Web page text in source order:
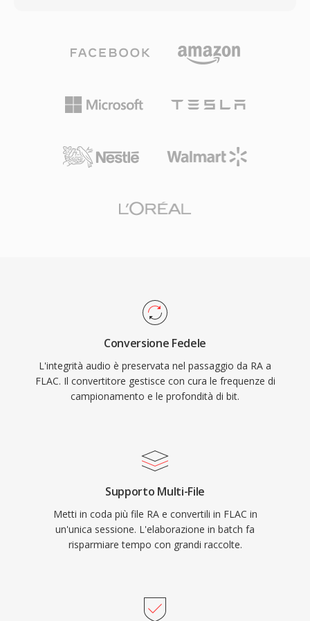
era installato su centinaia di milioni di PC, e
emittenti come la BBC e NPR si affidavano a
contributo tecnico duraturo è stato il concetto
influenzato standard successivi come HLS e
DASH. Sebbene soppiantato dai codec
radio dei primi tempi esistono ancora e
Rice — sfruttando la distribuzione statistica
compressione senza scartare dati. Sono
supportate profondità di bit fino a 32 e
superando i requisiti delle registrazioni ad alta
praticamente ogni applicazione desktop
codec. Tre vantaggi rendono FLAC
particolarmente convincente. Primo, il ripristino
completo bit-for-bit del segnale originale in
fase di decodifica. Secondo, i metadati integrati
tramite commenti Vorbis e copertine degli
album mantengono le librerie organizzate
rimuovendo barriere legali per sviluppatori e
Conversione Fedele
L'integrità audio è preservata nel passaggio da RA a
FLAC. Il convertitore gestisce con cura le frequenze di
campionamento e le profondità di bit.
Supporto Multi-File
Metti in coda più file RA e convertili in FLAC in
un'unica sessione. L'elaborazione in batch fa
risparmiare tempo con grandi raccolte.